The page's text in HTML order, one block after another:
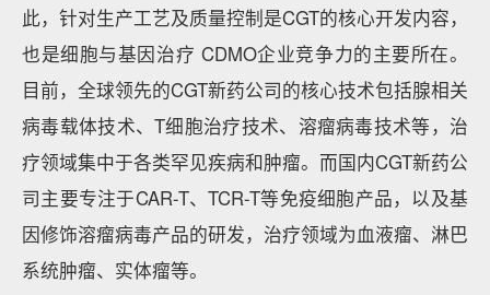
此，针对生产工艺及质量控制是CGT的核心开发内容，
也是细胞与基因治疗 CDMO企业竞争力的主要所在。
目前，全球领先的CGT新药公司的核心技术包括腺相关
病毒载体技术、T细胞治疗技术、溶瘤病毒技术等，治
疗领域集中于各类罕见疾病和肿瘤。而国内CGT新药公
司主要专注于CAR-T、TCR-T等免疫细胞产品，以及基
因修饰溶瘤病毒产品的研发，治疗领域为血液瘤、淋巴
系统肿瘤、实体瘤等。